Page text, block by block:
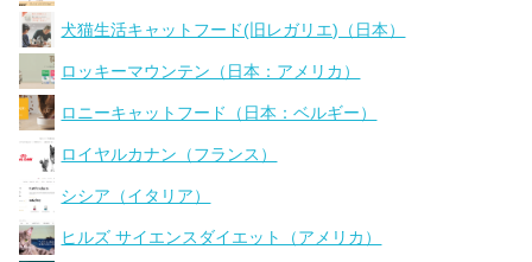
犬猫生活キャットフード(旧レガリエ)（日本）
ロッキーマウンテン（日本：アメリカ）
ロニーキャットフード（日本：ベルギー）
ロイヤルカナン（フランス）
シシア（イタリア）
ヒルズ サイエンスダイエット（アメリカ）